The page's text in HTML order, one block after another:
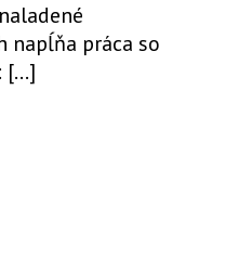
napĺňa práca so
[…]